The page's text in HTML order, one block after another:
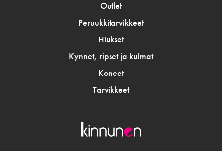
Outlet
Peruukkitarvikkeet
Hiukset
Kynnet, ripset ja kulmat
Koneet
Tarvikkeet